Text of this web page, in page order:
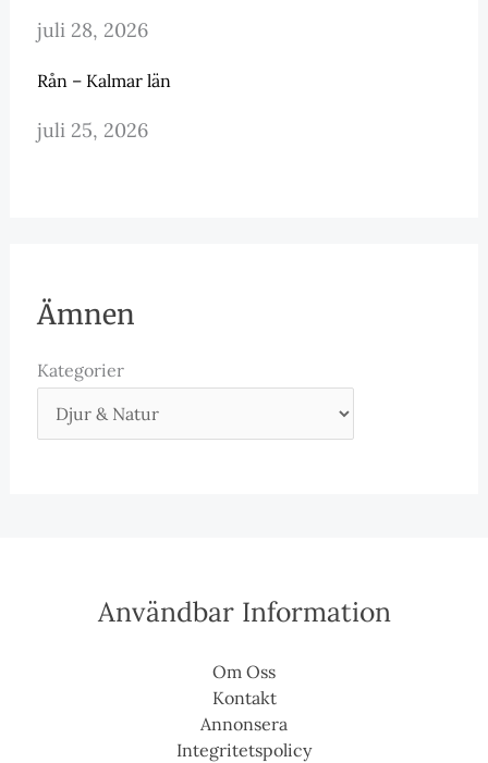
juli 28, 2026
Rån – Kalmar län
juli 25, 2026
Ämnen
Kategorier
Användbar Information
Om Oss
Kontakt
Annonsera
Integritetspolicy